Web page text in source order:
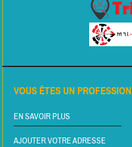
VOUS ÊTES UN
EN SAVOIR PLUS
AJOUTER VOTRE ADRESSE